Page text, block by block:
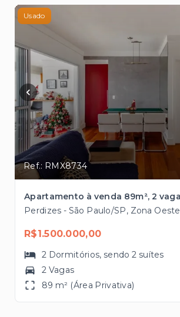
Usado
Ref.: RMX8734
Perdizes - São Paulo/SP, Zona Oeste
R$1.500.000,00
2 Dormitórios, sendo2 suítes
2 Vagas
89 m² (Área Privativa)